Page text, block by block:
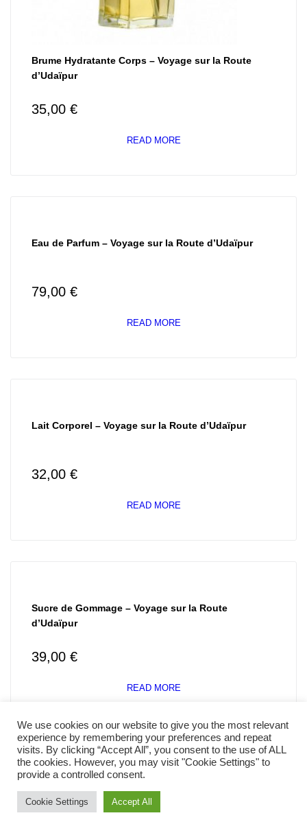
Brume Hydratante Corps – Voyage sur la Route
d’Udaïpur
35,00 €
READ MORE
Eau de Parfum – Voyage sur la Route d’Udaïpur
79,00 €
READ MORE
Lait Corporel – Voyage sur la Route d’Udaïpur
32,00 €
READ MORE
Sucre de Gommage – Voyage sur la Route
d’Udaïpur
39,00 €
READ MORE
© 2026 Kava | Thème Wordpress polyvalent optimisé pour
Elementor
We use cookies on our website to give you the most relevant
experience by remembering your preferences and repeat
visits. By clicking “Accept All”, you consent to the use of ALL
the cookies. However, you may visit "Cookie Settings" to
provide a controlled consent.
Cookie Settings Accept All